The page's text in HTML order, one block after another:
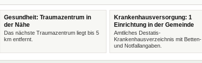
Gesundheit: Traumazentrum in
der Nähe
Das nächste Traumazentrum liegt bis 5
km entfernt.
Krankenhausversorgung: 1
Einrichtung in der Gemeinde
Amtliches Destatis-
Krankenhausverzeichnis mit Betten-
und Notfallangaben.